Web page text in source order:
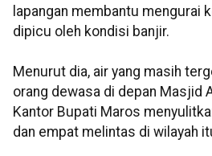
lapangan membantu mengurai
dipicu oleh kondisi banjir.
Menurut dia, air yang masih
orang dewasa di depan Masjid
Kantor Bupati Maros
dan empat melintas di wilayah